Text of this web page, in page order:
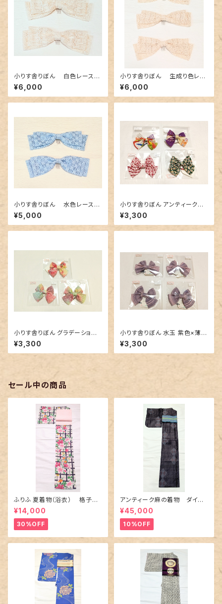
小りす舎りぼん 白色レースり
ぼん（大）
¥6,000
小りす舎りぼん 生成り色レー
スりぼん（大）
¥6,000
小りす舎りぼん 水色レースリ
ボン（大）
¥5,000
小りす舎りぼん アンティークの
生地 ４種類
¥3,300
小りす舎りぼん グラデーション
の総絞り
¥3,300
小りす舎りぼん 水玉 紫色×薄ピ
ンク
¥3,300
セール中の商品
ふりふ 夏着物（浴衣） 格子に
百合や秋草花
¥14,000
30%OFF
アンティーク麻の着物 ダイヤ
に市松柄の上布
¥45,000
10%OFF